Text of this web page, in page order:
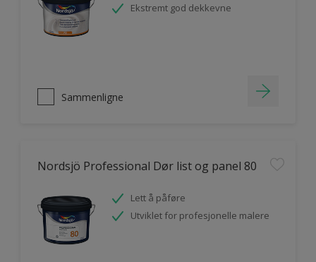
Ekstremt god dekkevne
Sammenligne
Nordsjö Professional Dør list og panel 80
Lett å påføre
Utviklet for profesjonelle malere